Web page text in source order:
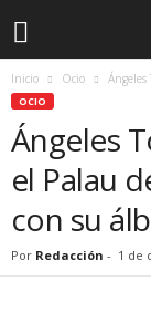
Inicio Ocio Ángeles
OCIO
Ángeles
el Palau
con su
Por Redacción - 1 de